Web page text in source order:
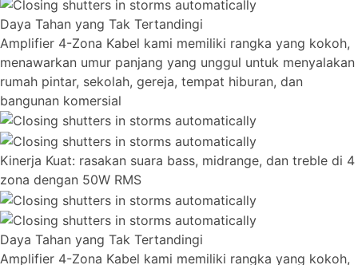
Daya Tahan yang Tak Tertandingi
Amplifier 4-Zona Kabel kami memiliki rangka yang kokoh,
menawarkan umur panjang yang unggul untuk menyalakan
rumah pintar, sekolah, gereja, tempat hiburan, dan
bangunan komersial
Kinerja Kuat: rasakan suara bass, midrange, dan treble di 4
zona dengan 50W RMS
Daya Tahan yang Tak Tertandingi
Amplifier 4-Zona Kabel kami memiliki rangka yang kokoh,